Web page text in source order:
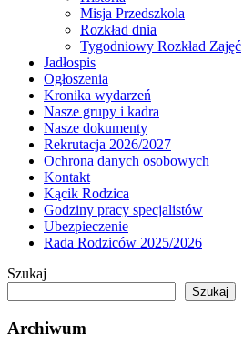
Misja Przedszkola
Rozkład dnia
Tygodniowy Rozkład Zajęć
Jadłospis
Ogłoszenia
Kronika wydarzeń
Nasze grupy i kadra
Nasze dokumenty
Rekrutacja 2026/2027
Ochrona danych osobowych
Kontakt
Kącik Rodzica
Godziny pracy specjalistów
Ubezpieczenie
Rada Rodziców 2025/2026
Szukaj
Szukaj
Archiwum